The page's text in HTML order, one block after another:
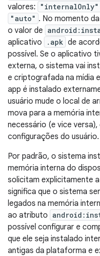
valores:
"internalOnly"
"auto" . No momento
o valor de
aplicativo
.apk de
possível. Se o aplicativo
externa, o sistema vai
e criptografada na mídia
app é instalado
usuário mude o local de
mova para a memória
necessário (e vice
configurações do usuário.
Por padrão, o sistema
memória interna do
solicitam explicitamente
significa que o sistema
legados na memória
ao atributo
possível configurar e
que ele seja instalado
antigas da plataforma e